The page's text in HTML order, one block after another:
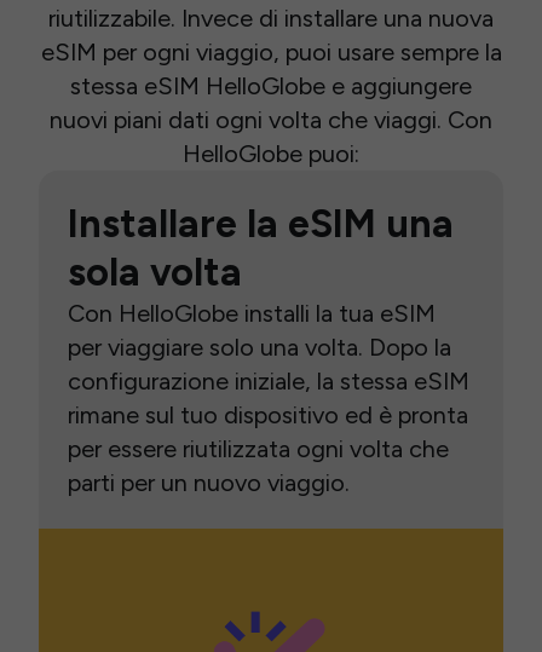
riutilizzabile. Invece di installare una nuova
eSIM per ogni viaggio, puoi usare sempre la
stessa eSIM HelloGlobe e aggiungere
nuovi piani dati ogni volta che viaggi. Con
HelloGlobe puoi:
Installare la eSIM una
sola volta
Con HelloGlobe installi la tua eSIM
per viaggiare solo una volta. Dopo la
configurazione iniziale, la stessa eSIM
rimane sul tuo dispositivo ed è pronta
per essere riutilizzata ogni volta che
parti per un nuovo viaggio.